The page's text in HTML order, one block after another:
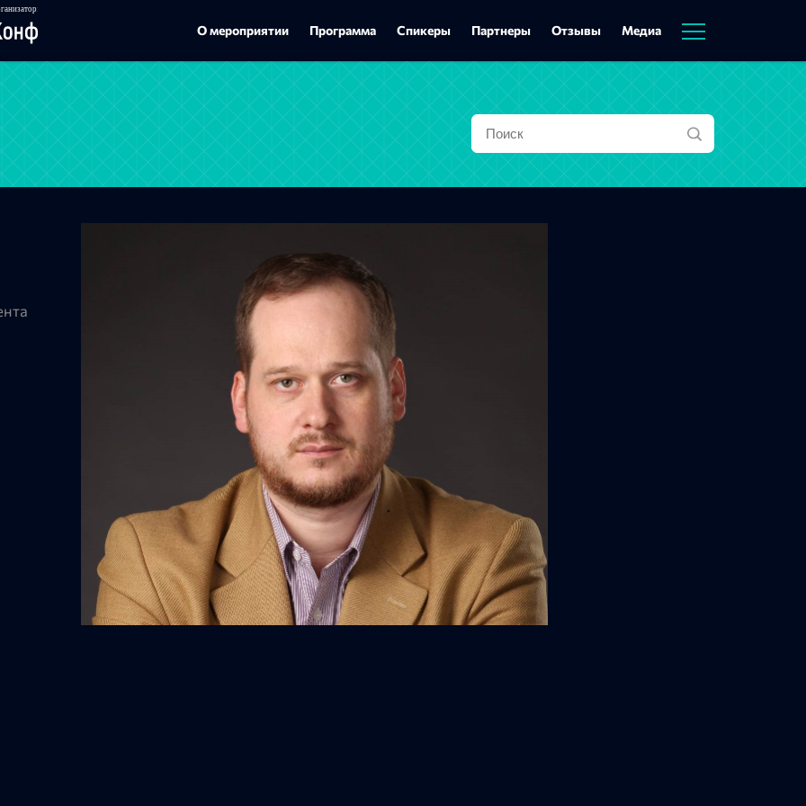
О мероприятии Программа Спикеры Партнеры Отзывы Медиа